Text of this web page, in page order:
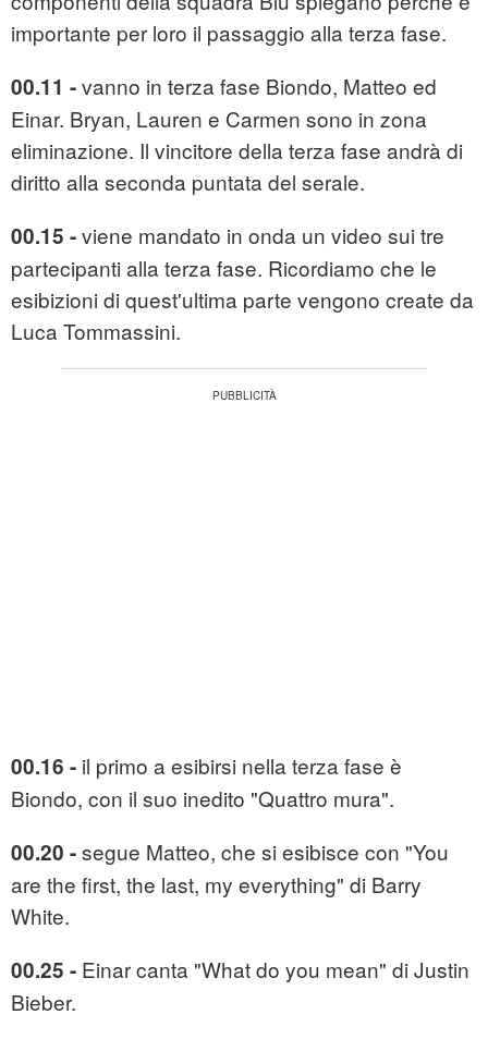
importante per loro il passaggio alla terza fase.
00.11 -vanno in terza fase Biondo, Matteo ed
Einar. Bryan, Lauren e Carmen sono in zona
eliminazione. Il vincitore della terza fase andrà di
diritto alla seconda puntata del serale.
00.15 -viene mandato in onda un video sui tre
partecipanti alla terza fase. Ricordiamo che le
esibizioni di quest'ultima parte vengono create da
Luca Tommassini.
00.16 - il primo a esibirsi nella terza fase è
Biondo, con il suo inedito "Quattro mura".
00.20 -segue Matteo, che si esibisce con "You
are the first, the last, my everything" di Barry
White.
00.25 - Einar canta "What do you mean" di Justin
Bieber.